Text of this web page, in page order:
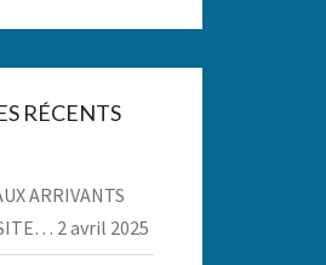
RÉCENTS
ARRIVANTS
2 avril 2025